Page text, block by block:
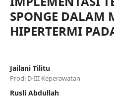
SPONGE DALAM
HIPERTERMI
Jailani Tilitu
Prodi D-III Keperawatan
Rusli Abdullah